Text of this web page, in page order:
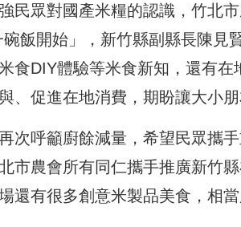
民眾對國產米糧的認識，竹北
飯開始」，新竹縣副縣長陳見
食DIY體驗等米食新知，還有
、促進在地消費，期盼讓大小朋
次呼籲廚餘減量，希望民眾攜
市農會所有同仁攜手推廣新竹
還有很多創意米製品美食，相當